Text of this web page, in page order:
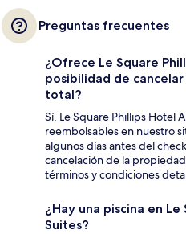
Preguntas frecuentes
¿Ofrece Le Square
posibilidad de
total?
Sí, Le Square Phillips Hotel
reembolsables en nuestro
algunos días antes del
cancelación de la
términos y condiciones
¿Hay una piscina en
Suites?